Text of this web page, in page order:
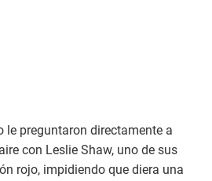
le preguntaron directamente a
con Leslie Shaw, uno de sus
rojo, impidiendo que diera una